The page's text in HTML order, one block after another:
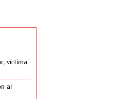
víctima
al